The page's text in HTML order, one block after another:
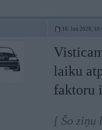
18. Jun 2020,
laiku
faktoru
[ Šo ziņu